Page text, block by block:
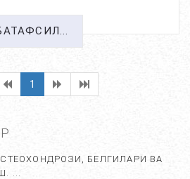
1
БЕЛГИЛАРИ ВА
...